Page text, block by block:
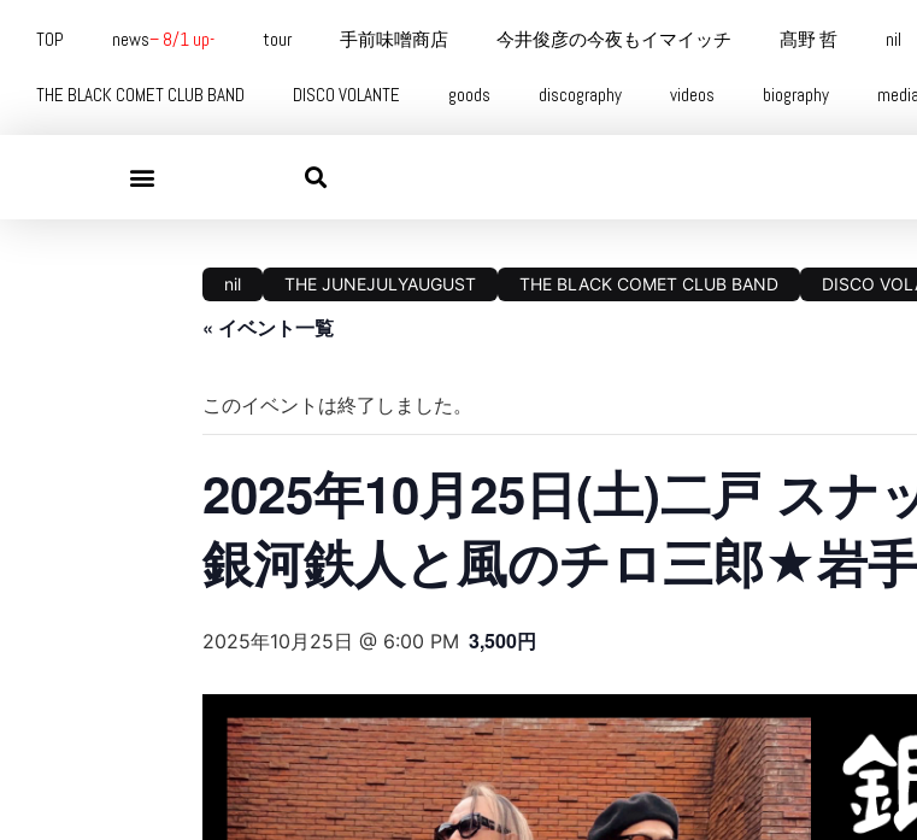
TOP news– 8/1 up- tour 手前味噌商店 今井俊彦の今夜もイマイッチ 髙野 哲 nil
THE BLACK COMET CLUB BAND DISCO VOLANTE goods discography videos biography media
nil THE JUNEJULYAUGUST THE BLACK COMET CLUB BAND DISCO
« イベント一覧
このイベントは終了しました。
2025年10月25日(土)二戸 スナ
銀河鉄人と風のチロ三郎★岩
2025年10月25日 @ 6:00 PM 3,500円